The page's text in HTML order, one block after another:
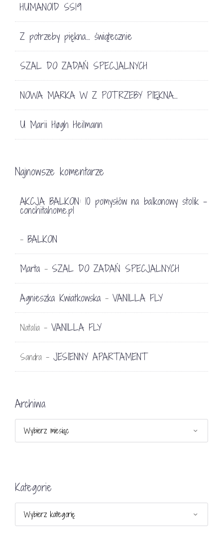
HUMANOID SS19
Z potrzeby piękna… świątecznie
SZAL DO ZADAŃ SPECJALNYCH
NOWA MARKA W Z POTRZEBY PIĘKNA…
U Marii Høgh Heilmann
Najnowsze komentarze
AKCJA BALKON: 10 pomysłów na balkonowy stolik -
conchitahome.pl
- BALKON
Marta - SZAL DO ZADAŃ SPECJALNYCH
Agnieszka Kwiatkowska - VANILLA FLY
Natalia - VANILLA FLY
Sandra - JESIENNY APARTAMENT
Archiwa
Kategorie